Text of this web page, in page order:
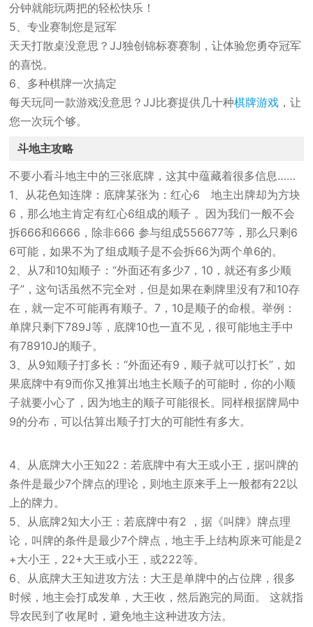
分钟就能玩两把的轻松快乐！
5、专业赛制您是冠军
天天打散桌没意思？JJ独创锦标赛赛制，让体验您勇夺冠军
的喜悦。
6、多种棋牌一次搞定
每天玩同一款游戏没意思？JJ比赛提供几十种棋牌游戏 ，让
您一次玩个够。
斗地主攻略
不要小看斗地主中的三张底牌，这其中蕴藏着很多信息……
1、从花色知连牌：底牌某张为：红心6 地主出牌却为方块
6，那么地主肯定有红心6组成的顺子 。因为我们一般不会
拆666和6666，除非666 参与组成556677等，那么只剩6
6可能，如果不为了组成顺子是不会拆66为两个单6的。
2、从7和10知顺子：“外面还有多少7，10，就还有多少顺
子”，这句话虽然不完全对，但是如果在剩牌里没有7和10存
在，就一定不可能再有顺子。7，10是顺子的命根。举例：
单牌只剩下789J等，底牌10也一直不见，很可能地主手中
有78910J的顺子。
3、从9知顺子打多长：“外面还有9，顺子就可以打长”，如
果底牌中有9而你又推算出地主长顺子的可能时，你的小顺
子就要小心了，因为地主的顺子可能很长。同样根据牌局中
9的分布，可以估算出顺子打大的可能性有多大。
4、从底牌大小王知22：若底牌中有大王或小王，据叫牌的
条件是最少7个牌点的理论，则地主原来手上一般都有22以
上的牌力。
5、从底牌2知大小王：若底牌中有2 ，据《叫牌》牌点理
论，叫牌的条件是最少7个牌点，地主手上结构原来可能是2
+大小王，22+大王或小王，或222等。
6、从底牌大王知进攻方法：大王是单牌中的占位牌，很多
时候，地主会打成发单，大王收，然后跑完的局面。 这就指
导农民到了收尾时，避免地主这种进攻方法。